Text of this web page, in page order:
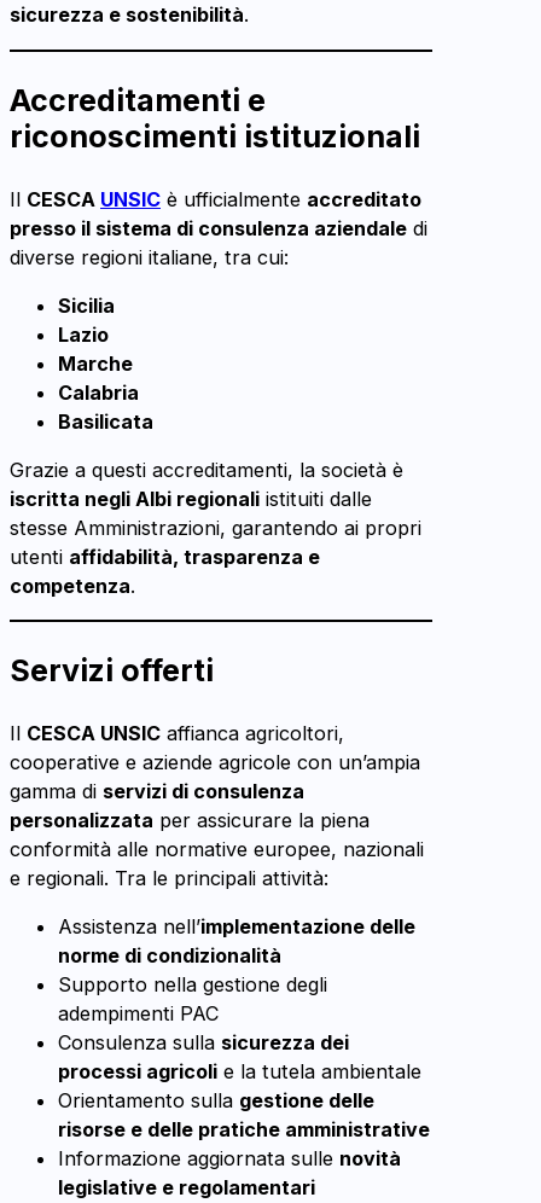
sicurezza e sostenibilità.
Accreditamenti e
riconoscimenti istituzionali
Il CESCA UNSIC è ufficialmente accreditato
presso il sistema di consulenza aziendale di
diverse regioni italiane, tra cui:
Sicilia
Lazio
Marche
Calabria
Basilicata
Grazie a questi accreditamenti, la società è
iscritta negli Albi regionali istituiti dalle
stesse Amministrazioni, garantendo ai propri
utenti affidabilità, trasparenza e
competenza.
Servizi offerti
Il CESCA UNSIC affianca agricoltori,
cooperative e aziende agricole con un’ampia
gamma di servizi di consulenza
personalizzata per assicurare la piena
conformità alle normative europee, nazionali
e regionali. Tra le principali attività:
Assistenza nell’implementazione delle
norme di condizionalità
Supporto nella gestione degli
adempimenti PAC
Consulenza sulla sicurezza dei
processi agricoli e la tutela ambientale
Orientamento sulla gestione delle
risorse e delle pratiche amministrative
Informazione aggiornata sulle novità
legislative e regolamentari